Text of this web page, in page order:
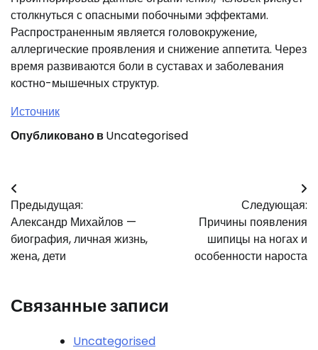
столкнуться с опасными побочными эффектами.
Распространенным является головокружение,
аллергические проявления и снижение аппетита. Через
время развиваются боли в суставах и заболевания
костно-мышечных структур.
Источник
Опубликовано вUncategorised
Навигация
по
записям
Предыдущая:
Александр Михайлов —
биография, личная жизнь,
жена, дети
Следующая:
Причины появления
шипицы на ногах и
особенности нароста
Связанные записи
Uncategorised